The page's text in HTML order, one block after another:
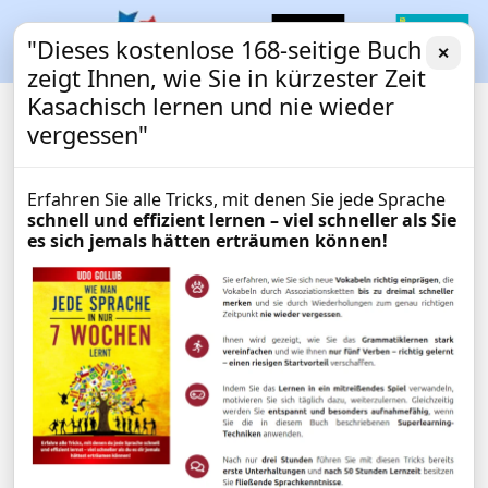
WöRTERBUCH
Digitales Wörterbuch
"Dieses kostenlose 168-seitige Buch
zeigt Ihnen, wie Sie in kürzester Zeit
Kasachisch lernen und nie wieder
vergessen"
✕
Erfahren Sie alle Tricks, mit denen Sie jede Sprache
schnell und effizient lernen – viel schneller als Sie
es sich jemals hätten erträumen können!